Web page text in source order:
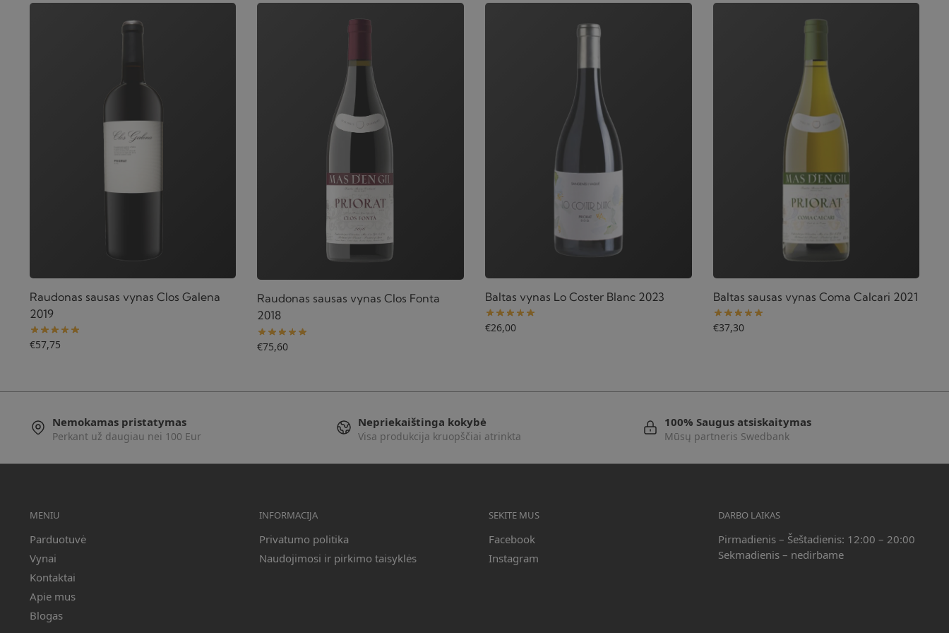
Raudonas sausas vynas Clos Galena
2019
€57,75
Raudonas sausas vynas Clos Fonta
2018
€75,60
Baltas vynas Lo Coster Blanc 2023
€26,00
Baltas sausas vynas Coma Calcari 2021
€37,30
Nemokamas pristatymas
Perkant už daugiau nei 100 Eur
Nepriekaištinga kokybė
Visa produkcija kruopščiai atrinkta
100% Saugus atsiskaitymas
Mūsų partneris Swedbank
MENIU
Parduotuvė
Vynai
Kontaktai
Apie mus
Blogas
INFORMACIJA
Privatumo politika
Naudojimosi ir pirkimo taisyklės
SEKITE MUS
Facebook
Instagram
DARBO LAIKAS
Pirmadienis – Šeštadienis: 12:00 – 20:00
Sekmadienis – nedirbame